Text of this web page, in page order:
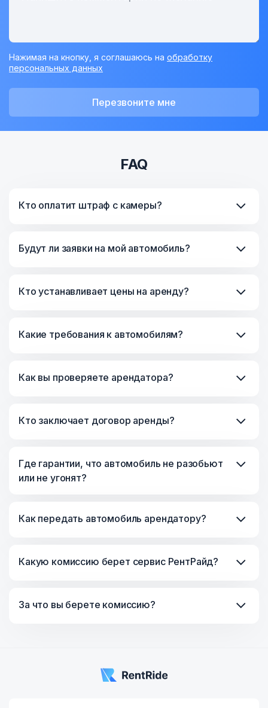
Нажимая на кнопку, я соглашаюсь на обработку
персональных данных
Перезвоните мне
FAQ
Кто оплатит штраф с камеры?
Будут ли заявки на мой автомобиль?
Кто устанавливает цены на аренду?
Какие требования к автомобилям?
Как вы проверяете арендатора?
Кто заключает договор аренды?
Где гарантии, что автомобиль не разобьют
или не угонят?
Как передать автомобиль арендатору?
Какую комиссию берет сервис РентРайд?
За что вы берете комиссию?